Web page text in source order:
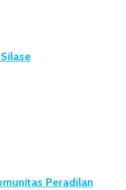
Peradilan